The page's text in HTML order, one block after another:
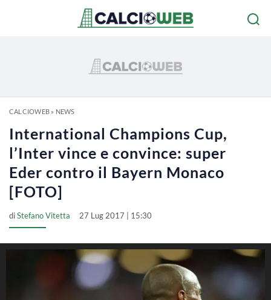
CALCIOWEB» NEWS
International Champions Cup,
l’Inter vince e convince: super
Eder contro il Bayern Monaco
[FOTO]
diStefano Vitetta 27 Lug 2017 | 15:30